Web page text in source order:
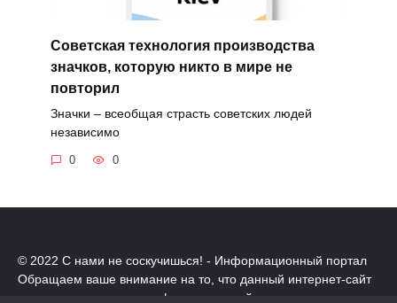
Советская технология производства
значков, которую никто в мире не
повторил
Значки – всеобщая страсть советских людей
независимо
0 0
© 2022 С нами не соскучишься! - Информационный портал
Обращаем ваше внимание на то, что данный интернет-сайт
носит исключительно информационный характер.